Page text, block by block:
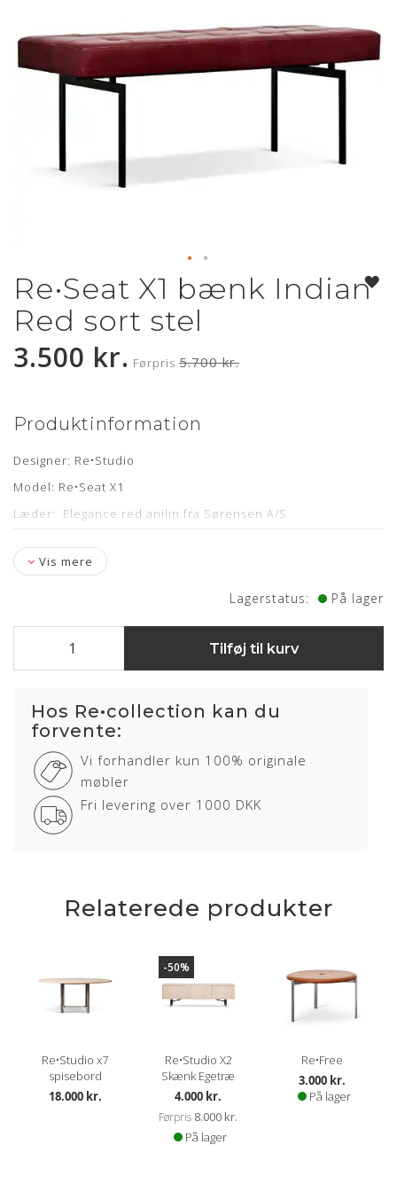
Gå
til
starten
af
billedgalleriet
Re•Seat X1 bænk Indian
Red sort stel
Kampagnepris
3.500 kr. Førpris 5.700 kr.
Produktinformation
Designer: Re•Studio
Model: Re•Seat X1
Læder: Elegance red anilin fra Sørensen A/S
Mål: L: 120 cm, B: 45 cm og H: 45 cm
Vis mere
Lagerstatus: På lager
Tilføj til kurv
Hos Re•collection kan du
forvente:
Vi forhandler kun 100% originale
møbler
Fri levering over 1000 DKK
Relaterede produkter
Re•Studio x7
spisebord
18.000 kr.
-50%
Re•Studio X2
Skænk Egetræ
Kampagnepris
4.000 kr.
Førpris 8.000 kr.
På lager
Re•Free
3.000 kr.
På lager